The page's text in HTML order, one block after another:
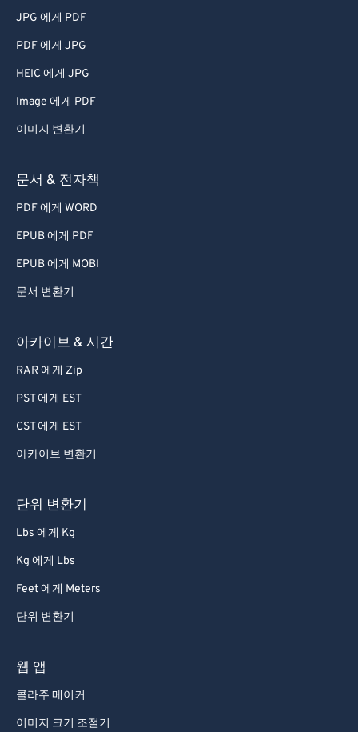
JPG 에게 PDF
PDF 에게 JPG
HEIC 에게 JPG
Image 에게 PDF
이미지 변환기
문서 & 전자책
PDF 에게 WORD
EPUB 에게 PDF
EPUB 에게 MOBI
문서 변환기
아카이브 & 시간
RAR 에게 Zip
PST 에게 EST
CST 에게 EST
아카이브 변환기
단위 변환기
Lbs 에게 Kg
Kg 에게 Lbs
Feet 에게 Meters
단위 변환기
웹 앱
콜라주 메이커
이미지 크기 조절기